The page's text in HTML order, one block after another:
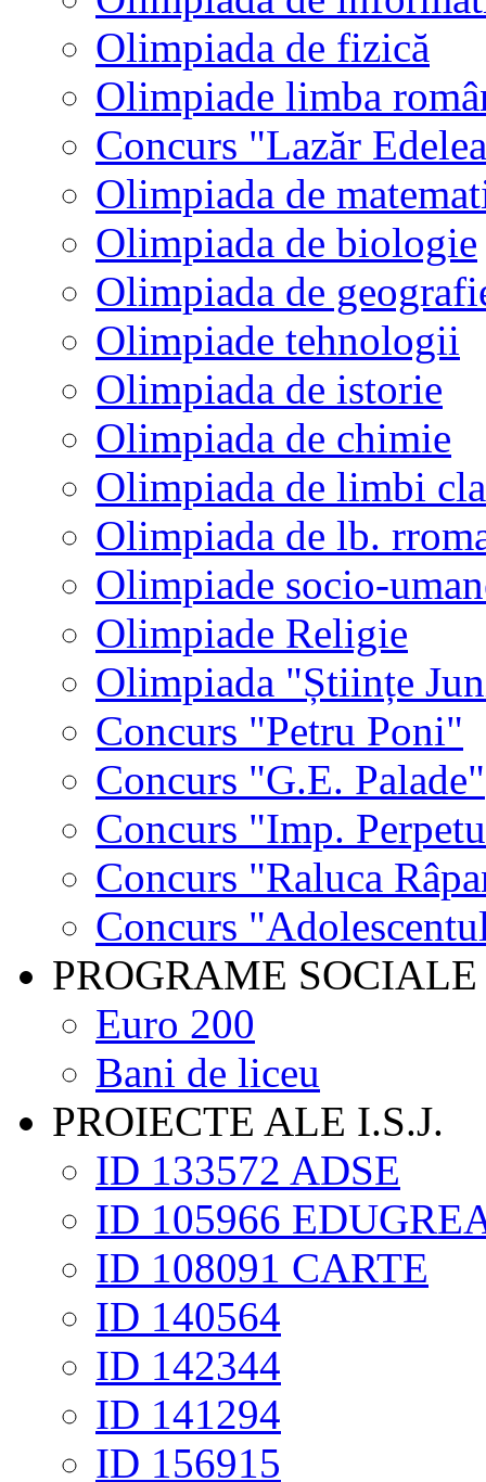
Olimpiada de fizică
Olimpiade limba
Concurs "Lazăr
Olimpiada de
Olimpiada de biologie
Olimpiada de
Olimpiade tehnologii
Olimpiada de istorie
Olimpiada de chimie
Olimpiada de limbi
Olimpiada de lb.
Olimpiade socio-
Olimpiade Religie
Olimpiada "Științe
Concurs "Petru Poni"
Concurs "G.E. Palade"
Concurs "Imp.
Concurs "Raluca
Concurs
PROGRAME SOCIALE
Euro 200
Bani de liceu
PROIECTE ALE I.S.J.
ID 133572 ADSE
ID 105966
ID 108091 CARTE
ID 140564
ID 142344
ID 141294
ID 156915